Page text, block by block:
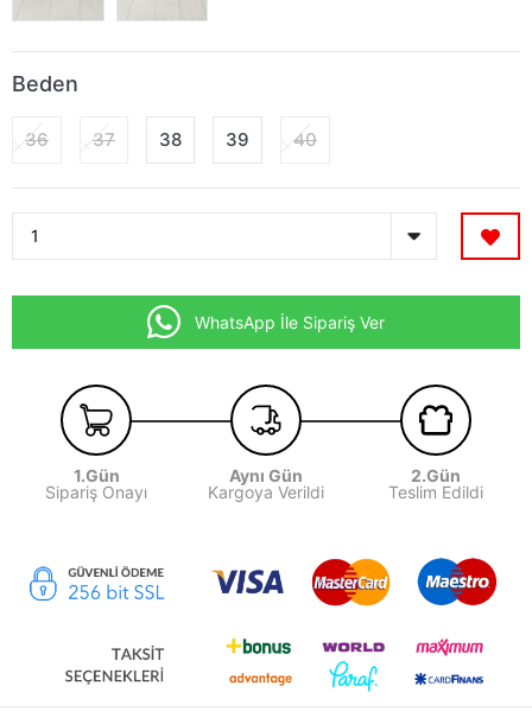
Beden
36 37 38 39 40
WhatsApp İle Sipariş Ver
1.Gün
Sipariş Onayı
Aynı Gün
Kargoya Verildi
2.Gün
Teslim Edildi